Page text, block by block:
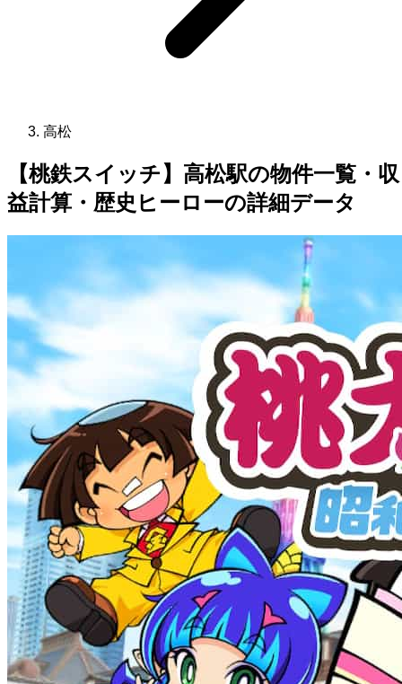
高松
【桃鉄スイッチ】高松駅の物件一覧・収
益計算・歴史ヒーローの詳細データ